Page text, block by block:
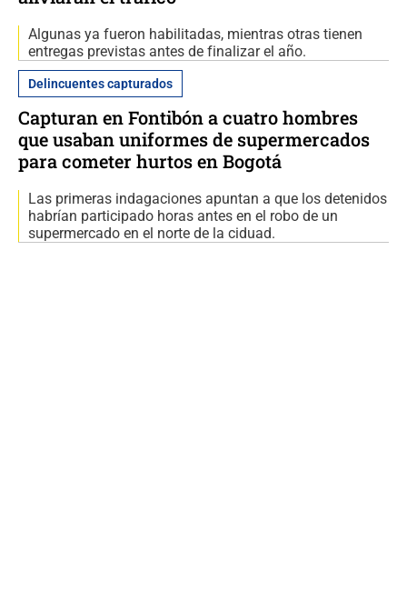
Algunas ya fueron habilitadas, mientras otras tienen
entregas previstas antes de finalizar el año.
Delincuentes capturados
Capturan en Fontibón a cuatro hombres
que usaban uniformes de supermercados
para cometer hurtos en Bogotá
Las primeras indagaciones apuntan a que los detenidos
habrían participado horas antes en el robo de un
supermercado en el norte de la ciduad.